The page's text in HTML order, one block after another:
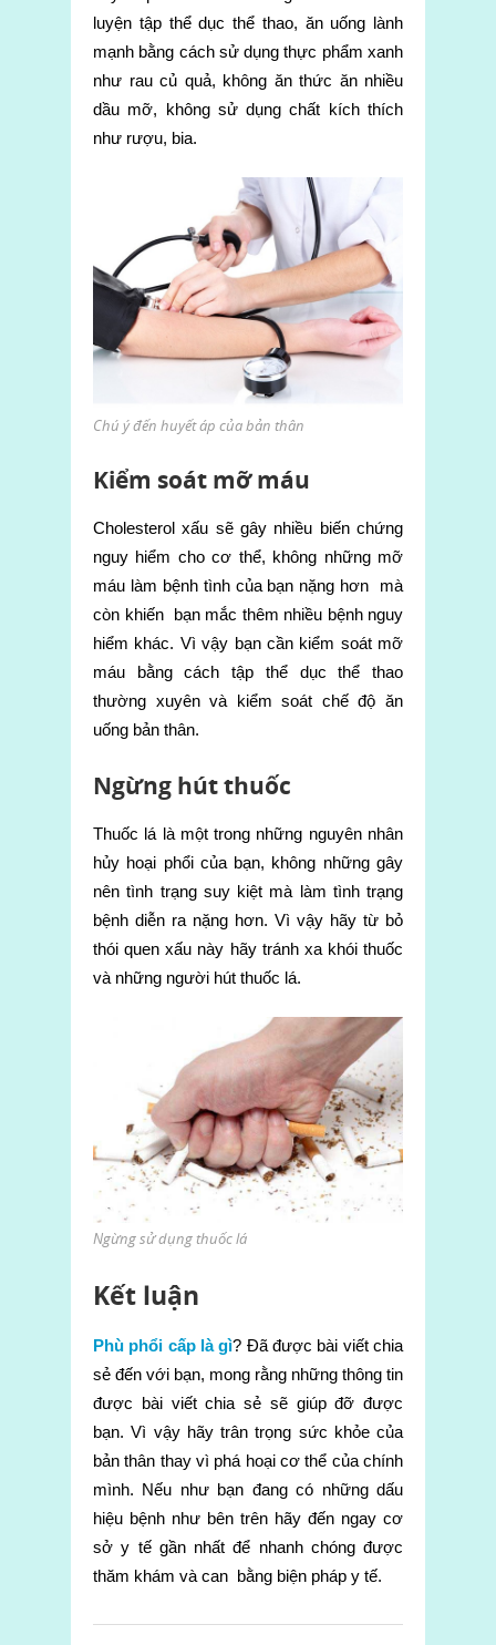
luyện tập thể dục thể thao, ăn uống lành
mạnh bằng cách sử dụng thực phẩm xanh
như rau củ quả, không ăn thức ăn nhiều
dầu mỡ, không sử dụng chất kích thích
như rượu, bia.
Chú ý đến huyết áp của bản thân
Kiểm soát mỡ máu
Cholesterol xấu sẽ gây nhiều biến chứng
nguy hiểm cho cơ thể, không những mỡ
máu làm bệnh tình của bạn nặng hơn mà
còn khiến bạn mắc thêm nhiều bệnh nguy
hiểm khác. Vì vậy bạn cần kiểm soát mỡ
máu bằng cách tập thể dục thể thao
thường xuyên và kiểm soát chế độ ăn
uống bản thân.
Ngừng hút thuốc
Thuốc lá là một trong những nguyên nhân
hủy hoại phổi của bạn, không những gây
nên tình trạng suy kiệt mà làm tình trạng
bệnh diễn ra nặng hơn. Vì vậy hãy từ bỏ
thói quen xấu này hãy tránh xa khói thuốc
và những người hút thuốc lá.
Ngừng sử dụng thuốc lá
Kết luận
Phù phổi cấp là gì? Đã được bài viết chia
sẻ đến với bạn, mong rằng những thông tin
được bài viết chia sẻ sẽ giúp đỡ được
bạn. Vì vậy hãy trân trọng sức khỏe của
bản thân thay vì phá hoại cơ thể của chính
mình. Nếu như bạn đang có những dấu
hiệu bệnh như bên trên hãy đến ngay cơ
sở y tế gần nhất để nhanh chóng được
thăm khám và can bằng biện pháp y tế.